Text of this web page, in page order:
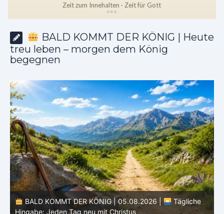
Zeit zum Innehalten · Zeit für Gott
***
BALD KOMMT DER KÖNIG | Heute
treu leben – morgen dem König
begegnen
BALD KOMMT DER KÖNIG | 05.08.2026 |
Tägliche
Hingabe: Jeden Tag neu mit Christus